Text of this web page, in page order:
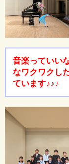
音楽っていい
なワクワクし
ています♪♪♪